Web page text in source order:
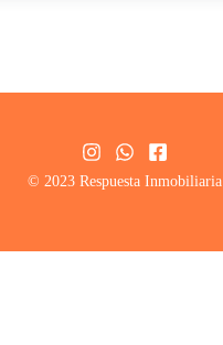
© 2023 Respuesta Inmobiliaria